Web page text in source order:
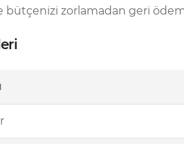
bütçenizi zorlamadan geri